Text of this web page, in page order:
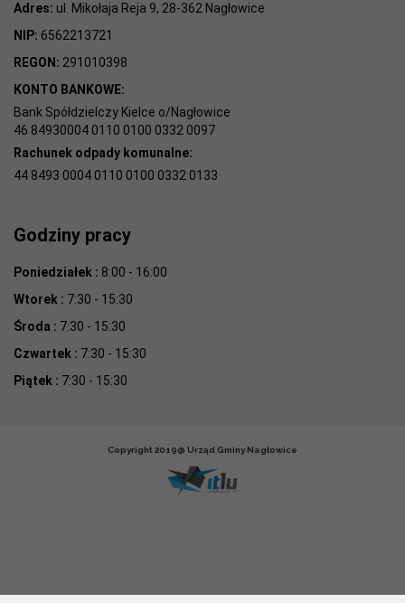
Adres: ul. Mikołaja Reja 9, 28-362 Nagłowice
NIP: 6562213721
REGON: 291010398
KONTO BANKOWE:
Bank Spółdzielczy Kielce o/Nagłowice
46 84930004 0110 0100 0332 0097
Rachunek odpady komunalne:
44 8493 0004 0110 0100 0332 0133
Godziny pracy
Poniedziałek : 8:00 - 16:00
Wtorek : 7:30 - 15:30
Środa : 7:30 - 15:30
Czwartek : 7:30 - 15:30
Piątek : 7:30 - 15:30
Copyright 2019@ Urząd Gminy Nagłowice